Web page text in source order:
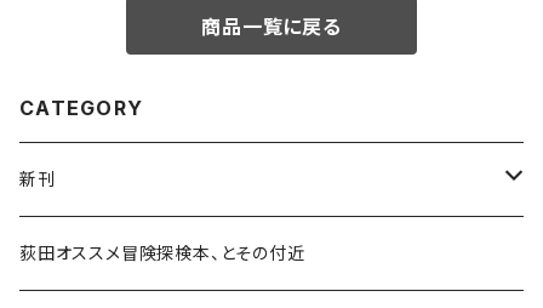
商品一覧に戻る
CATEGORY
新刊
和書
荻田オススメ冒険探検本、とその付近